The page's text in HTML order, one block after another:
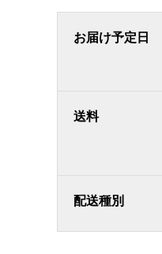
お届け予定日
送料
配送種別